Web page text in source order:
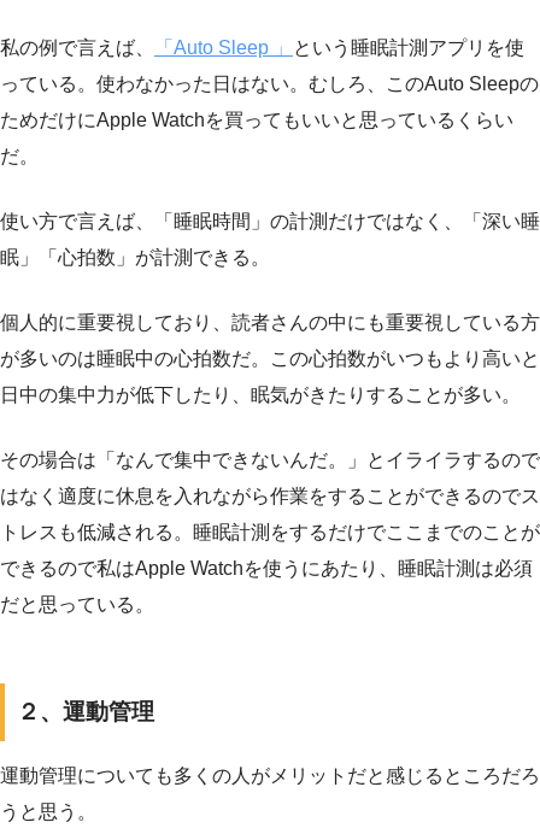
私の例で言えば、 「Auto Sleep 」
という睡眠計測アプリを使
っている。使わなかった日はない。むしろ、このAuto Sleepの
ためだけにApple Watchを買ってもいいと思っているくらい
だ。
使い方で言えば、「睡眠時間」の計測だけではなく、「深い睡
眠」「心拍数」が計測できる。
個人的に重要視しており、読者さんの中にも重要視している方
が多いのは睡眠中の心拍数だ。この心拍数がいつもより高いと
日中の集中力が低下したり、眠気がきたりすることが多い。
その場合は「なんで集中できないんだ。」とイライラするので
はなく適度に休息を入れながら作業をすることができるのでス
トレスも低減される。睡眠計測をするだけでここまでのことが
できるので私はApple Watchを使うにあたり、睡眠計測は必須
だと思っている。
２、運動管理
運動管理についても多くの人がメリットだと感じるところだろ
うと思う。